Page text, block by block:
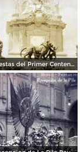
Fiestas del Primer Centenario Inaguracion de la Columna de la Independencia Por el Fotografo Fernando Kososky